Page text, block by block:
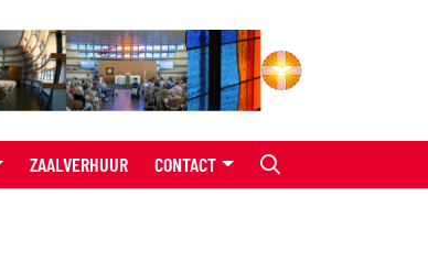
ZAALVERHUUR CONTACT